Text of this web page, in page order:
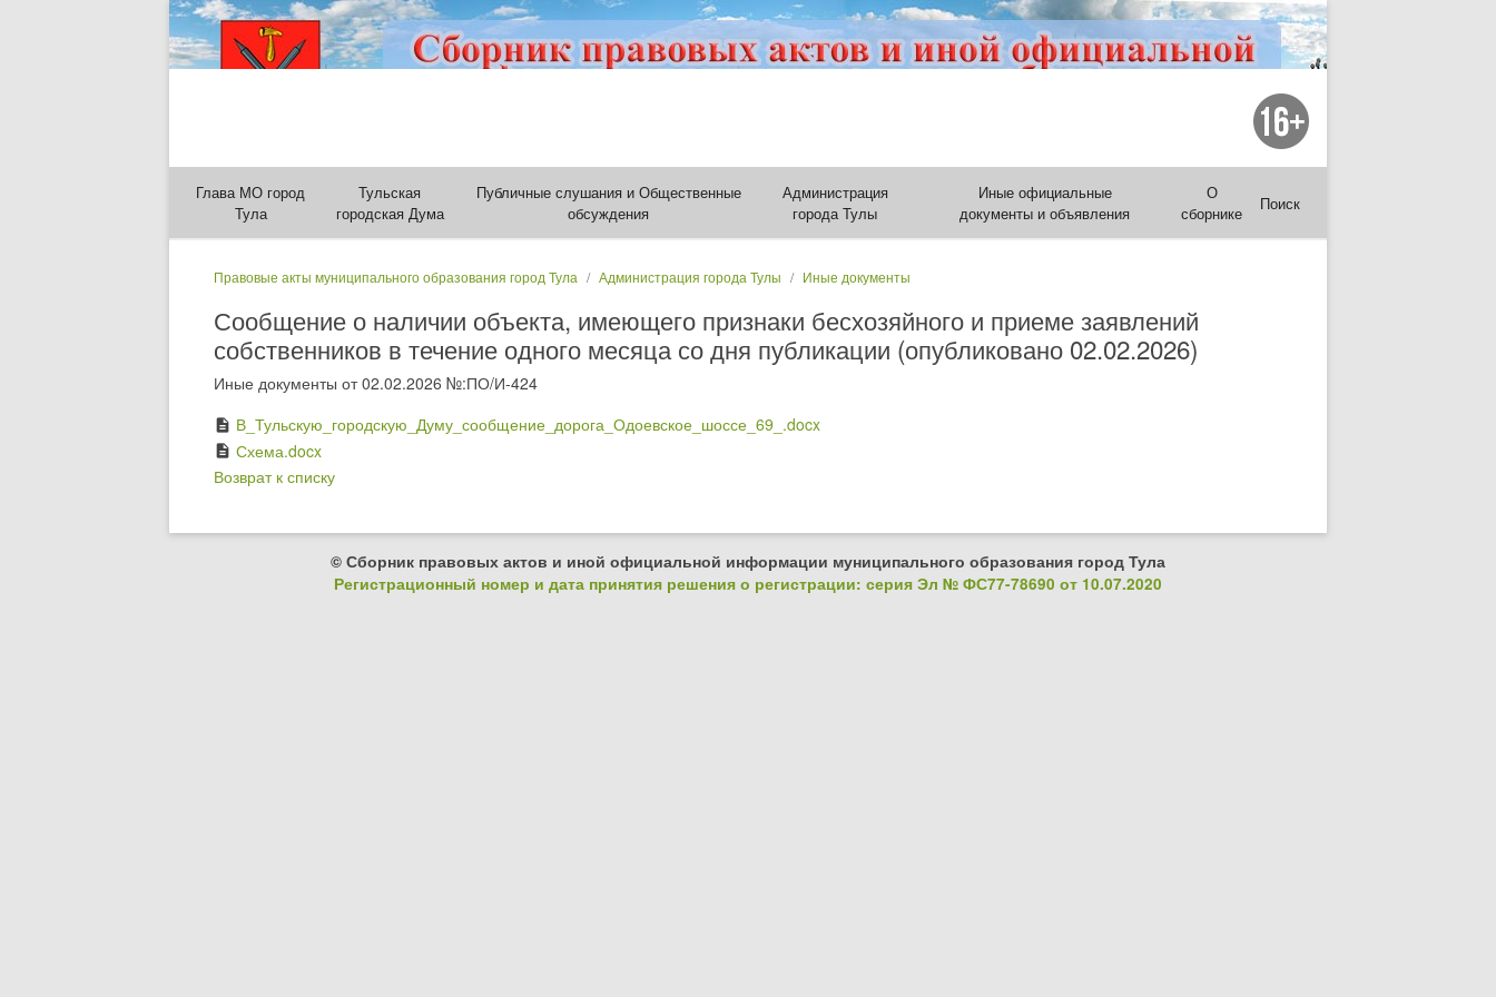
Глава МО город
Тула
Тульская
городская Дума
Публичные слушания и Общественные
обсуждения
Администрация
города Тулы
Иные официальные
документы и объявления
О
сборнике
Поиск
Правовые акты муниципального образования город Тула Администрация города Тулы Иные документы
Сообщение о наличии объекта, имеющего признаки бесхозяйного и приеме заявлений
собственников в течение одного месяца со дня публикации (опубликовано 02.02.2026)
Иные документы от 02.02.2026 №:ПО/И-424
description В_Тульскую_городскую_Думу_сообщение_дорога_Одоевское_шоссе_69_.docx
description Схема.docx
Возврат к списку
© Сборник правовых актов и иной официальной информации муниципального образования город Тула
Регистрационный номер и дата принятия решения о регистрации: серия Эл № ФС77-78690 от 10.07.2020